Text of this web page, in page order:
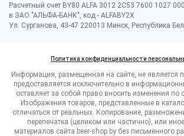
Расчетный счет BY80 ALFA 3012 2C53 7600 1027
в ЗАО "АЛЬФА-БАНК", код - ALFABY2X
Ул. Сурганова, 43-47 220013 Минск, Республика
Политика конфиденциальности
Информация, размещенная на сайте, не является
предоставляется исключительно в
оставляет за собой право вносить изменения по
Изображения товаров, представленные в
отличаться от реальных. Копирование,
перепечатка (целиком или частично), или
материалов сайта beer-shop.by без письменного